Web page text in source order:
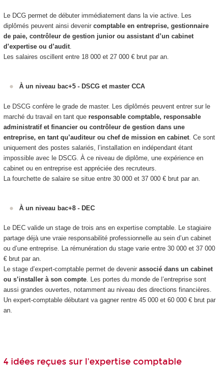
Le DCG permet de débuter immédiatement dans la vie active. Les
diplômés peuvent ainsi devenir comptable en entreprise, gestionnaire
de paie, contrôleur de gestion junior ou assistant d’un cabinet
d’expertise ou d’audit.
Les salaires oscillent entre 18 000 et 27 000 € brut par an.
À un niveau bac+5 - DSCG et master CCA
Le DSCG confère le grade de master. Les diplômés peuvent entrer sur le
marché du travail en tant que responsable comptable, responsable
administratif et financier ou contrôleur de gestion dans une
entreprise, en tant qu’auditeur ou chef de mission en cabinet. Ce sont
uniquement des postes salariés, l’installation en indépendant étant
impossible avec le DSCG. À ce niveau de diplôme, une expérience en
cabinet ou en entreprise est appréciée des recruteurs.
La fourchette de salaire se situe entre 30 000 et 37 000 € brut par an.
À un niveau bac+8 - DEC
Le DEC valide un stage de trois ans en expertise comptable. Le stagiaire
partage déjà une vraie responsabilité professionnelle au sein d’un cabinet
ou d’une entreprise. La rémunération du stage varie entre 30 000 et 37 000
€ brut par an.
Le stage d’expert-comptable permet de devenir associé dans un cabinet
ou s’installer à son compte. Les portes du monde de l’entreprise sont
aussi grandes ouvertes, notamment au niveau des directions financières.
Un expert-comptable débutant va gagner rentre 45 000 et 60 000 € brut par
an.
4 idées reçues sur l'expertise comptable